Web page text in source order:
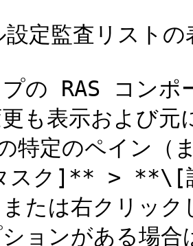
定監査リスト
の RAS コンポ
も表示および元
定のペイン（
ク]** > **\[設
または右クリ
ョンがある場合